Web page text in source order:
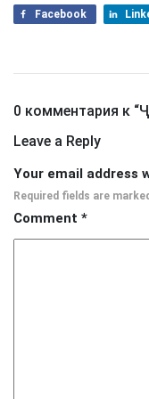
Facebook
0 комментария к “
Leave a Reply
Your email address
Required fields are marked
Comment *